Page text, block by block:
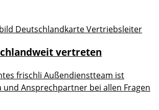
vertreten
frischli Außendienstteam ist
und Ansprechpartner bei allen Fragen